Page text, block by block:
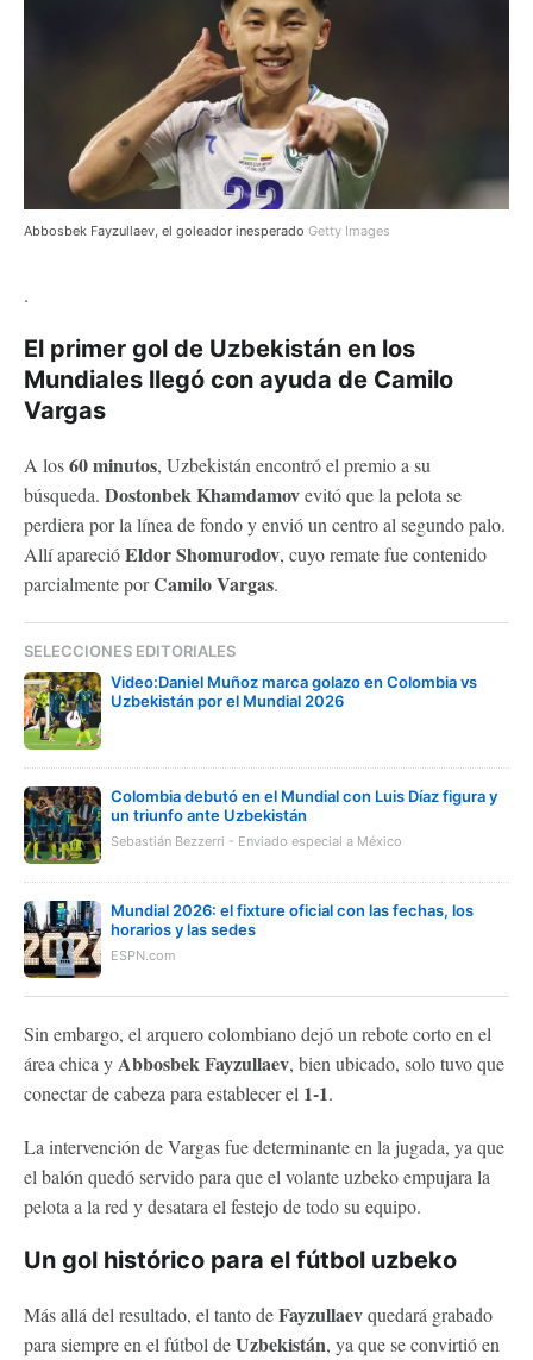
Abbosbek Fayzullaev, el goleador inesperado Getty Images
.
El primer gol de Uzbekistán en los
Mundiales llegó con ayuda de Camilo
Vargas
A los60 minutos, Uzbekistán encontró el premio a su
búsqueda. Dostonbek Khamdamovevitó que la pelota se
perdiera por la línea de fondo y envió un centro al segundo palo.
Allí aparecióEldor Shomurodov, cuyo remate fue contenido
parcialmente porCamilo Vargas.
SELECCIONES EDITORIALES
Video:Daniel Muñoz marca golazo en Colombia vs
Uzbekistán por el Mundial 2026
Colombia debutó en el Mundial con Luis Díaz figura y
un triunfo ante Uzbekistán
Sebastián Bezzerri - Enviado especial a México
Mundial 2026: el fixture oficial con las fechas, los
horarios y las sedes
ESPN.com
Sin embargo, el arquero colombiano dejó un rebote corto en el
área chica yAbbosbek Fayzullaev, bien ubicado, solo tuvo que
conectar de cabeza para establecer el 1-1.
La intervención de Vargas fue determinante en la jugada, ya que
el balón quedó servido para que el volante uzbeko empujara la
pelota a la red y desatara el festejo de todo su equipo.
Un gol histórico para el fútbol uzbeko
Más allá del resultado, el tanto deFayzullaevquedará grabado
para siempre en el fútbol deUzbekistán, ya que se convirtió en